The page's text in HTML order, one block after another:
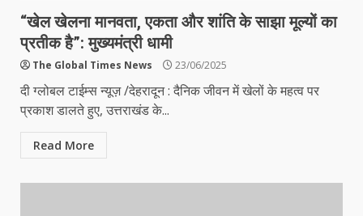
“खेल खेलना मानवता, एकता और शांति के साझा मूल्यों का
प्रतीक है”: मुख्यमंत्री धामी
The Global Times News 23/06/2025
दी ग्लोबल टाईम्स न्यूज़ /देहरादून : दैनिक जीवन में खेलों के महत्व पर
प्रकाश डालते हुए, उत्तराखंड के...
Read More